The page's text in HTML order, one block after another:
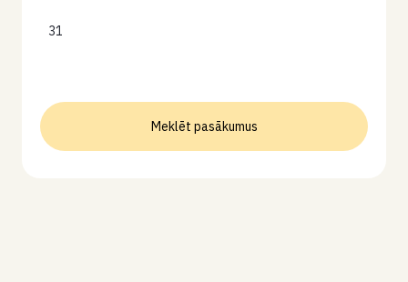
31
Meklēt pasākumus